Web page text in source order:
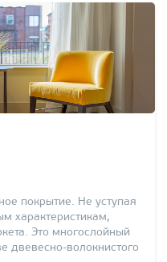
покрытие. Не уступая
характеристикам,
Это многослойный
двевесно-волокнистого